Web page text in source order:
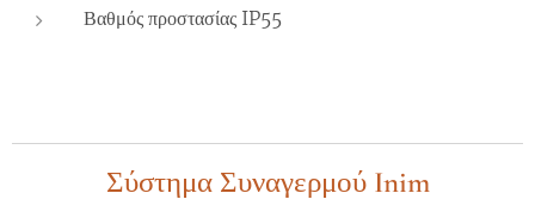
Βαθμός προστασίας IP55
Σύστημα Συναγερμού Inim